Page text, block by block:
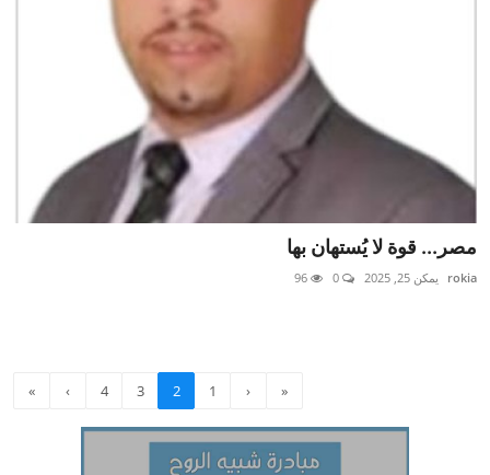
مصر... قوة لا يُستهان بها
rokia يمكن 25, 2025
«
‹
1
2
3
4
›
»